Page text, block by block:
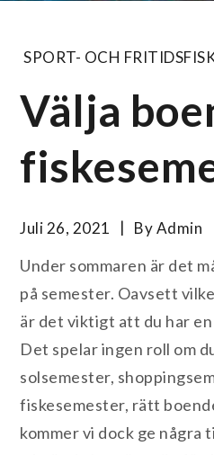
SPORT- OCH
Välja
Juli 26, 2021 ByAdmin
Under sommaren är det
på semester. Oavsett
är det viktigt att du har
Det spelar ingen roll om
solsemester,
fiskesemester, rätt
kommer vi dock ge några